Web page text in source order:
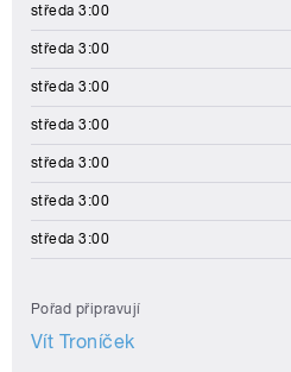
středa 3:00
středa 3:00
středa 3:00
středa 3:00
středa 3:00
středa 3:00
středa 3:00
Pořad připravují
Vít Troníček